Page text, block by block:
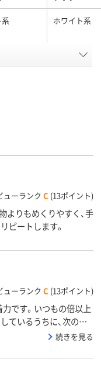
系 ホワイト系
50
ューランク C (13ポイント)
よりもめくりやすく、手
ピートします。
ューランク C (13ポイント)
力です。いつもの倍以上
ているうちに、次のテ
デリケートな衣服や布
続きを見る